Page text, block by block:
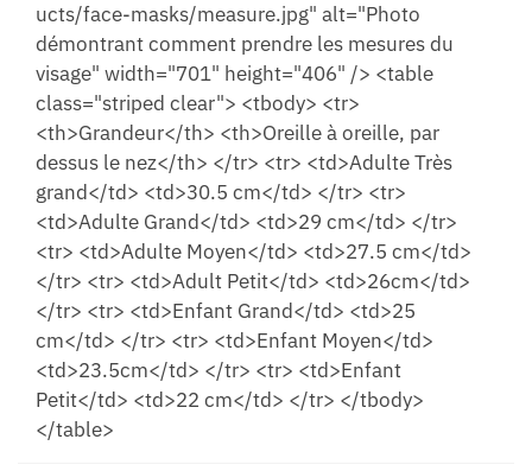
ucts/face-masks/measure.jpg" alt="Photo
démontrant comment prendre les mesures du
visage" width="701" height="406" /> <table
class="striped clear"> <tbody> <tr>
<th>Grandeur</th> <th>Oreille à oreille, par
dessus le nez</th> </tr> <tr> <td>Adulte Très
grand</td> <td>30.5 cm</td> </tr> <tr>
<td>Adulte Grand</td> <td>29 cm</td> </tr>
<tr> <td>Adulte Moyen</td> <td>27.5 cm</td>
</tr> <tr> <td>Adult Petit</td> <td>26cm</td>
</tr> <tr> <td>Enfant Grand</td> <td>25
cm</td> </tr> <tr> <td>Enfant Moyen</td>
<td>23.5cm</td> </tr> <tr> <td>Enfant
Petit</td> <td>22 cm</td> </tr> </tbody>
</table>